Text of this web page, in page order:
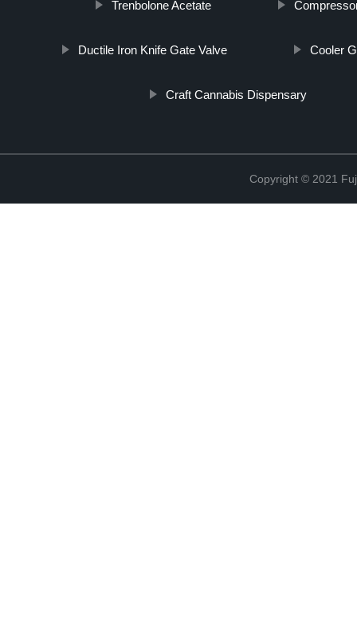
Trenbolone Acetate
Ductile Iron Knife Gate Valve Cooler
Craft Cannabis Dispensary
Copyright © 2021